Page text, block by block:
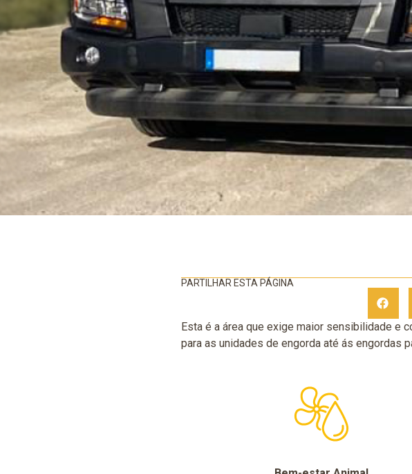
PARTILHAR ESTA PÁGINA
Esta é a área que exige maior sensibilidade e
para as unidades de engorda até ás engordas